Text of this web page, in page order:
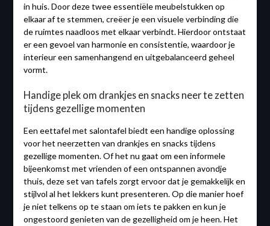
in huis. Door deze twee essentiële meubelstukken op
elkaar af te stemmen, creëer je een visuele verbinding die
de ruimtes naadloos met elkaar verbindt. Hierdoor ontstaat
er een gevoel van harmonie en consistentie, waardoor je
interieur een samenhangend en uitgebalanceerd geheel
vormt.
Handige plek om drankjes en snacks neer te zetten
tijdens gezellige momenten
Een eettafel met salontafel biedt een handige oplossing
voor het neerzetten van drankjes en snacks tijdens
gezellige momenten. Of het nu gaat om een informele
bijeenkomst met vrienden of een ontspannen avondje
thuis, deze set van tafels zorgt ervoor dat je gemakkelijk en
stijlvol al het lekkers kunt presenteren. Op die manier hoef
je niet telkens op te staan om iets te pakken en kun je
ongestoord genieten van de gezelligheid om je heen. Het